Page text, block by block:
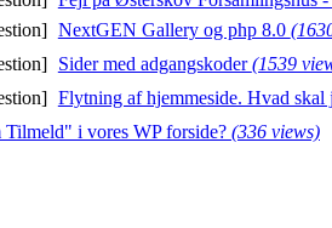
NextGEN Gallery og php 8.0
Sider med adgangskoder(1539
Flytning af hjemmeside. Hvad
i vores WP forside? (336 views)